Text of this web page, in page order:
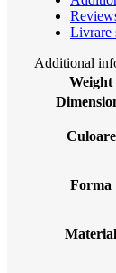
Livrare
Additional
Weight
Culoare
Forma
Material